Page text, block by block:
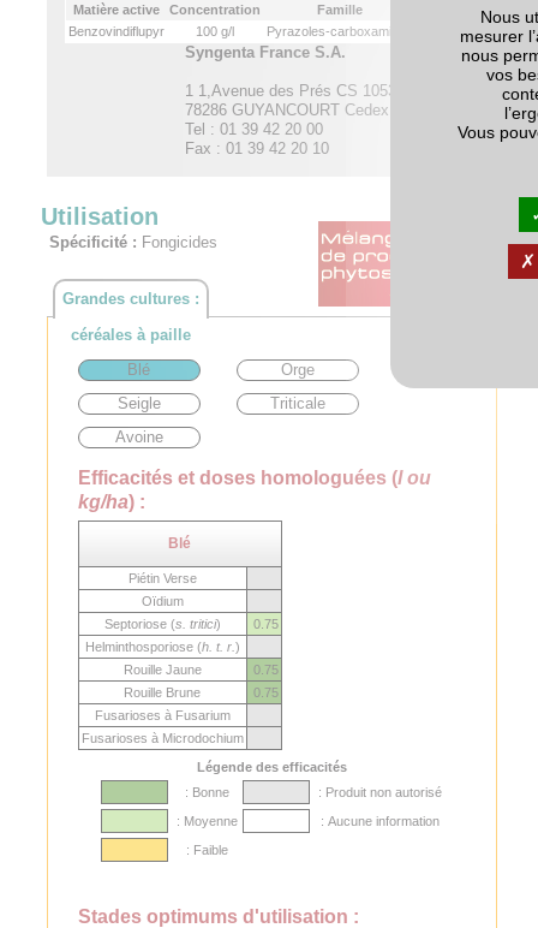
Matière active Concentration
Famille
Benzovindiflupyr
100 g/l Pyrazoles-carboxamides
Syngenta France S.A.
1 1,Avenue des Prés CS 10537
78286 GUYANCOURT Cedex
Tel : 01 39 42 20 00
Fax : 01 39 42 20 10
Utilisation
Spécificité : Fongicides
Grandes cultures :
céréales à paille
Blé
Orge
Seigle
Triticale
Avoine
Efficacités et doses homologuées (l ou
kg/ha) :
Blé
Piétin Verse
Oïdium
Septoriose (s. tritici)
0.75
Helminthosporiose (h. t. r. )
Rouille Jaune
0.75
Rouille Brune
0.75
Fusarioses à Fusarium
Fusarioses à Microdochium
Légende des efficacités
: Bonne
: Produit non autorisé
: Moyenne
: Aucune information
: Faible
Stades optimums d'utilisation :
Nous
mesurer
nous
vos
Vous